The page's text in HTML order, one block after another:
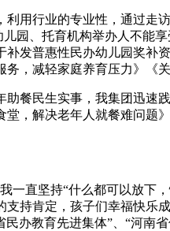
行业的专业性，通过走
园、托育机构举办人不能
发普惠性民办幼儿园奖
，减轻家庭养育压力》
民生实事，我集团迅速
，解决老年人就餐难问
直坚持“什么都可以放下
持肯定，孩子们幸福快
办教育先进集体”、“河